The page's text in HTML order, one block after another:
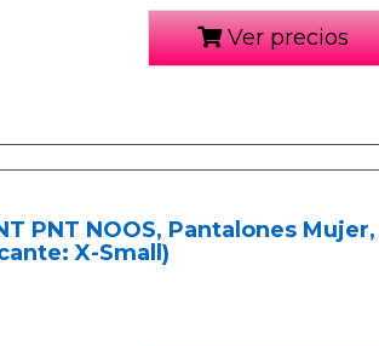
Ver precios
PNT NOOS, Pantalones Mujer,
X-Small)